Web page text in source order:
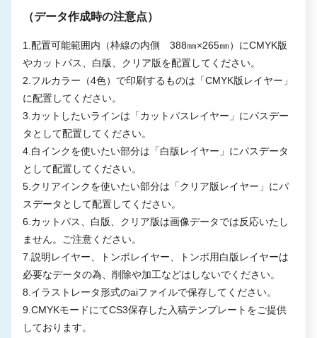
（データ作成時の注意点）
1.配置可能範囲内（枠線の内側 388㎜×265㎜）にCMYK版
やカットパス、白版、クリア版を配置してください。
2.フルカラー（4色）で印刷するものは「CMYK版レイヤー」
に配置してください。
3.カットしたいラインは「カットパスレイヤー」にパスデー
タとして配置してください。
4.白インクを使いたい部分は「白版レイヤー」にパスデータ
として配置してください。
5.クリアインクを使いたい部分は「クリア版レイヤー」にパ
スデータとして配置してください。
6.カットパス、白版、クリア版は画像データでは反応いたし
ません。ご注意ください。
7.説明レイヤー、トンボレイヤー、トンボ用白版レイヤーは
必要なデータの為、削除や加工などはしないでください。
8.イラストレータ形式のaiファイルで保存してください。
9.CMYKモードにてCS3保存した入稿テンプレートをご提供
しております。